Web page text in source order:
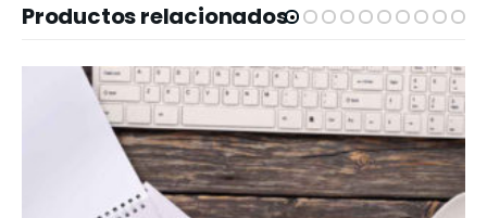
Productos relacionados